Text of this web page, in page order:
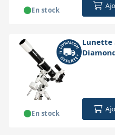
En stock
Lunette
En stock